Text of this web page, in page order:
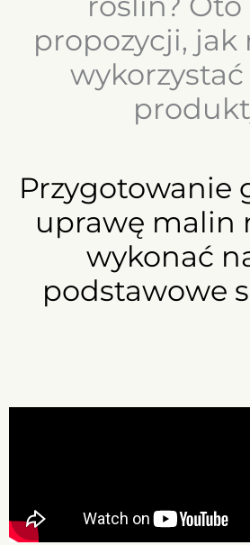
propozycji, jak
wykorzystać
Przygotowanie
uprawę malin
wykonać
podstawowe